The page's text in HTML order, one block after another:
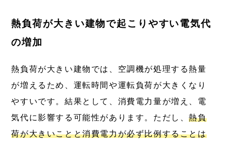
熱負荷が大きい建物で起こりやすい電気代
の増加
熱負荷が大きい建物では、空調機が処理する熱量
が増えるため、運転時間や運転負荷が大きくなり
やすいです。結果として、消費電力量が増え、電
気代に影響する可能性があります。ただし、熱負
荷が大きいことと消費電力が必ず比例することは